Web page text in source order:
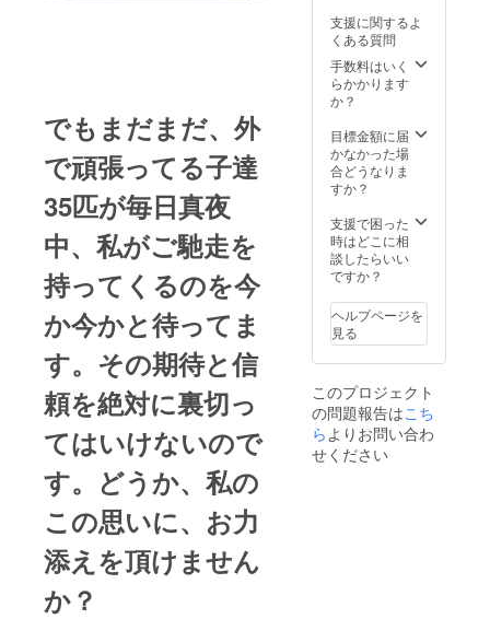
でもまだまだ、外
で頑張ってる子達
35匹が毎日真夜
中、私がご馳走を
持ってくるのを今
か今かと待ってま
す。その期待と信
頼を絶対に裏切っ
てはいけないので
す。どうか、私の
この思いに、お力
添えを頂けません
か？
支援に関するよ
くある質問
手数料はいく
らかかります
か？
目標金額に届
かなかった場
合どうなりま
すか？
支援で困った
時はどこに相
談したらいい
ですか？
ヘルプページを
見る
このプロジェクト
の問題報告はこち
らよりお問い合わ
せください